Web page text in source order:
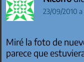
23/09/2010 a
Miré la foto de
parece que